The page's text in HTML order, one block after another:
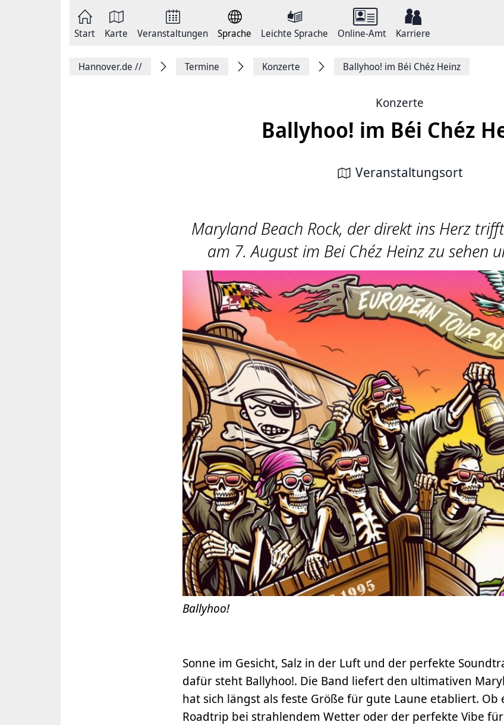
Start Karte Veranstaltungen Sprache Leichte Sprache Online-Amt Karriere
Hannover.de // Termine Konzerte Ballyhoo! im Béi Chéz Heinz
Konzerte
Ballyhoo! im Béi Chéz
Veranstaltungsort
Maryland Beach Rock, der direkt ins Herz
am 7. August im Bei Chéz Heinz zu sehen
Ballyhoo!
Sonne im Gesicht, Salz in der Luft und der perfekte
dafür steht Ballyhoo!. Die Band liefert den ultimativen
hat sich längst als feste Größe für gute Laune etabliert. Ob
Roadtrip bei strahlendem Wetter oder der perfekte Vibe